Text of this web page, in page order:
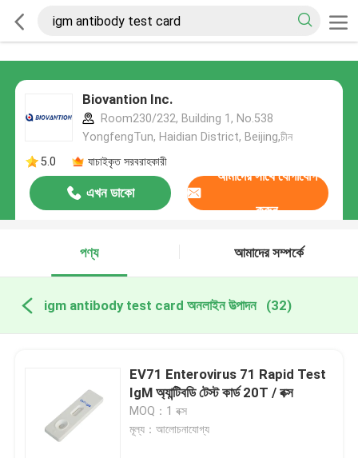
Biovantion Inc.
Room230/232, Building 1, No.538
YongfengTun, Haidian District, Beijing,চীন
5.0
যাচাইকৃত সরবরাহকারী
এখন ডাকো
আমাদের সাথে যোগাযোগ
করুন
পণ্য আমাদের সম্পর্কে
igm antibody test card অনলাইন উত্পাদন (32)
EV71 Enterovirus 71 Rapid Test
IgM অ্যান্টিবডি টেস্ট কার্ড 20T / বক্স
MOQ：1 বক্স
মূল্য：আলোচনাযোগ্য